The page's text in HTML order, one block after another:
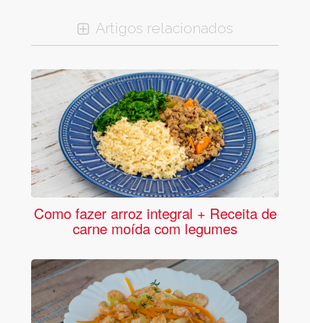
Artigos relacionados
Como fazer arroz integral + Receita de
carne moída com legumes